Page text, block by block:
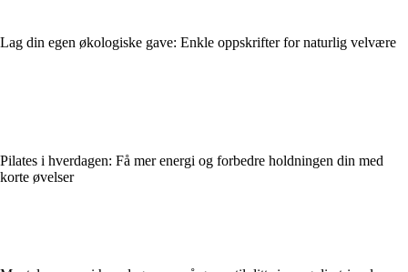
Lag din egen økologiske gave: Enkle oppskrifter for naturlig velvære
Pilates i hverdagen: Få mer energi og forbedre holdningen din med
korte øvelser